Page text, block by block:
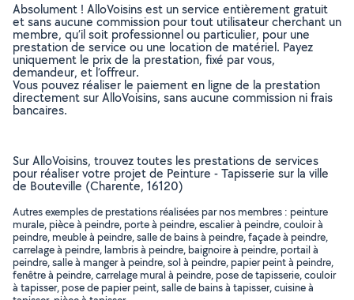
Absolument ! AlloVoisins est un service entièrement gratuit
et sans aucune commission pour tout utilisateur cherchant un
membre, qu’il soit professionnel ou particulier, pour une
prestation de service ou une location de matériel. Payez
uniquement le prix de la prestation, fixé par vous,
demandeur, et l’offreur.
Vous pouvez réaliser le paiement en ligne de la prestation
directement sur AlloVoisins, sans aucune commission ni frais
bancaires.
Sur AlloVoisins, trouvez toutes les prestations de services
pour réaliser votre projet de Peinture - Tapisserie sur la ville
de Bouteville (Charente, 16120)
Autres exemples de prestations réalisées par nos membres : peinture
murale, pièce à peindre, porte à peindre, escalier à peindre, couloir à
peindre, meuble à peindre, salle de bains à peindre, façade à peindre,
carrelage à peindre, lambris à peindre, baignoire à peindre, portail à
peindre, salle à manger à peindre, sol à peindre, papier peint à peindre,
fenêtre à peindre, carrelage mural à peindre, pose de tapisserie, couloir
à tapisser, pose de papier peint, salle de bains à tapisser, cuisine à